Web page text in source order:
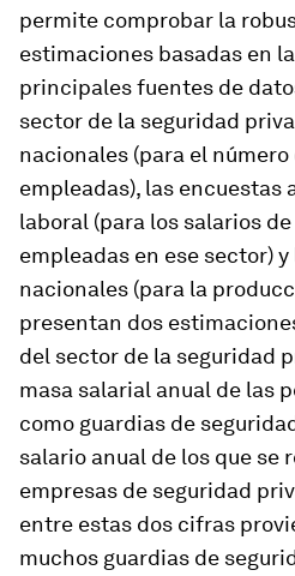
permite comprobar la
estimaciones basadas en la
principales fuentes de
sector de la seguridad
nacionales (para el
empleadas), las encuestas
laboral (para los salarios
empleadas en ese sector)
nacionales (para la
presentan dos
del sector de la seguridad
masa salarial anual de las
como guardias de
salario anual de los que se
empresas de seguridad
entre estas dos cifras
muchos guardias de